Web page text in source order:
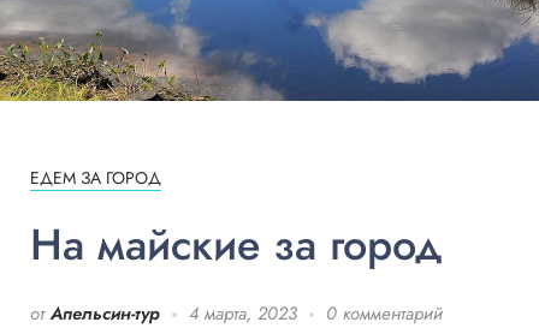
ЕДЕМ ЗА ГОРОД
На майские за город
от Апельсин-тур 4 марта, 2023 0 комментарий